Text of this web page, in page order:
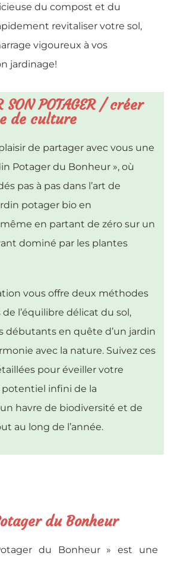
du compost et du
revitaliser votre sol,
vigoureux à vos
jardinage!
SON POTAGER / créer
de culture
de partager avec vous une
Potager du Bonheur », où
pas à pas dans l’art de
potager bio en
en partant de zéro sur un
dominé par les plantes
vous offre deux méthodes
l’équilibre délicat du sol,
débutants en quête d’un jardin
avec la nature. Suivez ces
pour éveiller votre
potentiel infini de la
havre de biodiversité et de
au long de l’année.
du Bonheur
du Bonheur » est une